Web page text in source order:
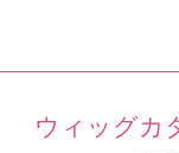
ウィッグカ